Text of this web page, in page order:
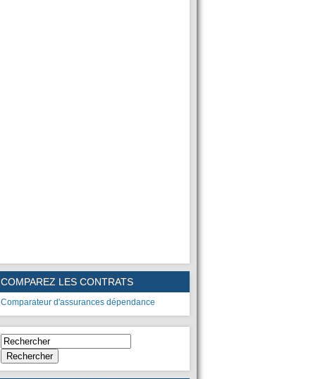
COMPAREZ LES CONTRATS
Comparateur d'assurances dépendance
Rechercher